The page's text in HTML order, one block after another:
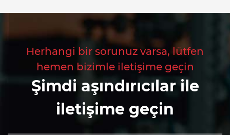
Herhangi bir sorunuz varsa, lütfen
hemen bizimle iletişime geçin
Şimdi aşındırıcılar ile
iletişime geçin